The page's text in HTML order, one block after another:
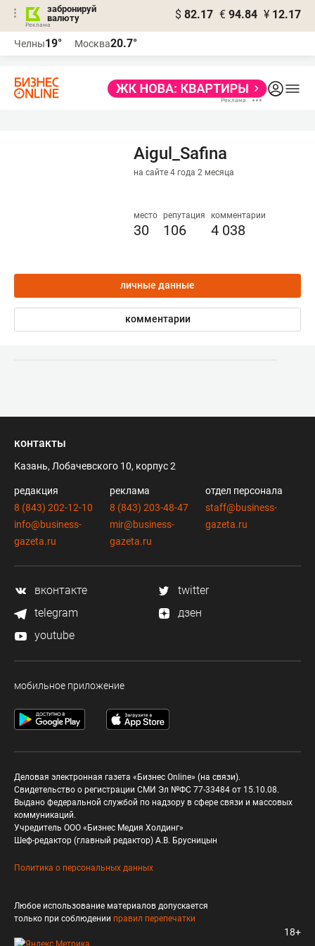
забронируй
валюту
$ 82.17 € 94.84 ¥ 12.17
Челны19° Москва20.7°
Aigul_Safina
на сайте 4 года 2 месяца
место
30
репутация
106
комментарии
4 038
личные данные
комментарии
контакты
Казань, Лобачевского 10, корпус 2
редакция
8 (843) 202-12-10
info@business-
gazeta.ru
реклама
8 (843) 203-48-47
mir@business-
gazeta.ru
отдел персонала
staff@business-
gazeta.ru
вконтакте
twitter
telegram
дзен
youtube
мобильное приложение
Деловая электронная газета «Бизнес Online» (на связи).
Свидетельство о регистрации СМИ Эл №ФС 77-33484 от 15.10.08.
Выдано федеральной службой по надзору в сфере связи и массовых
коммуникаций.
Учредитель ООО «Бизнес Медия Холдинг»
Шеф-редактор (главный редактор) А.В. Брусницын
Политика о персональных данных
Любое использование материалов допускается
только при соблюдении правил перепечатки
18+